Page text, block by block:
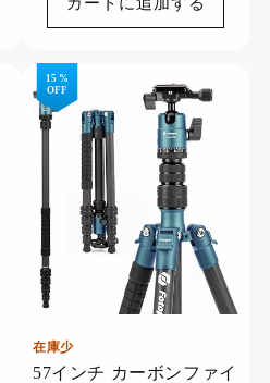
格
15 %
OFF
在庫少
57インチ カーボンファイ